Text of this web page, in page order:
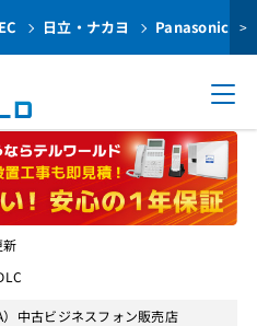
日立・ナカヨ Panasonic >
）中古ビジネスフォン販売店